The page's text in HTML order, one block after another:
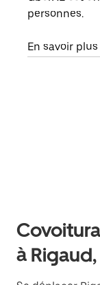
personnes.
En savoir
à